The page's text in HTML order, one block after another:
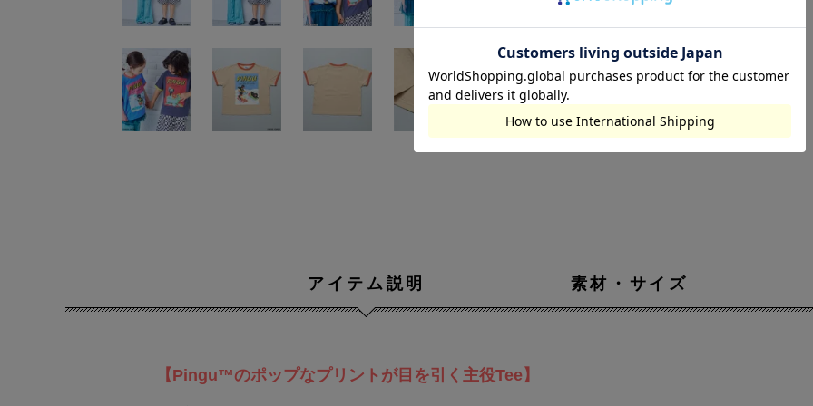
アイテム説明 素材・サイズ
【Pingu™のポップなプリントが目を引く主役Tee】